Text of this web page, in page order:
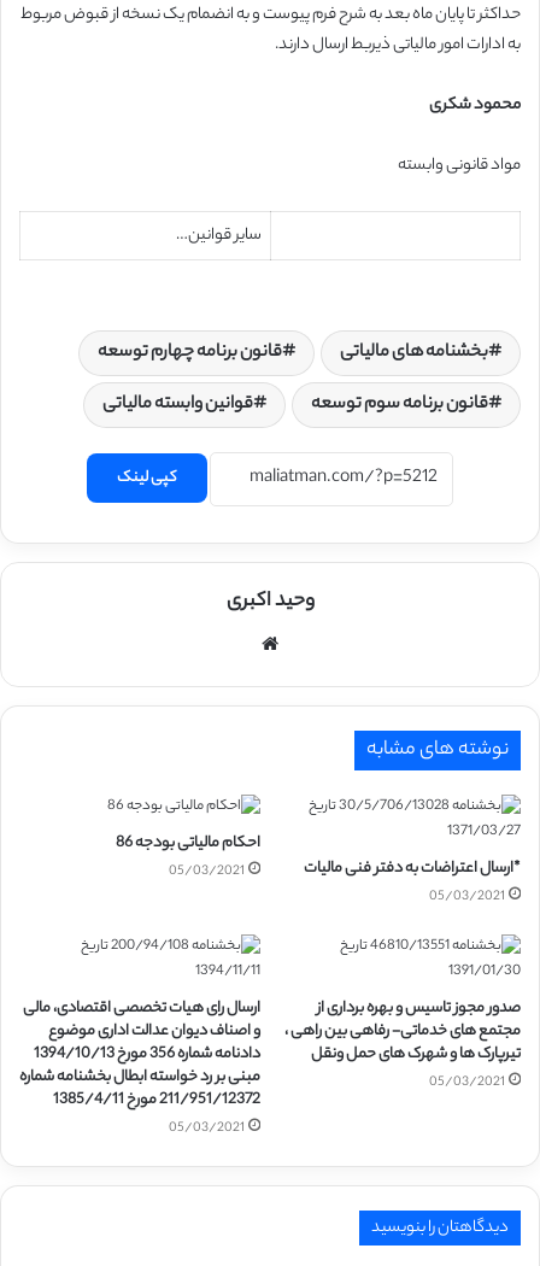
حداکثر تا پایان ماه بعد به شرح فرم پیوست و به انضمام یک نسخه از قبوض مربوط
به ادارات امور مالیاتی ذیربط ارسال دارند.
محمود شکری
مواد قانونی وابسته
سایر قوانین…
بخشنامه های مالیاتی
قانون برنامه چهارم توسعه
قانون برنامه سوم توسعه
قوانین وابسته مالیاتی
کپی لینک
وحید اکبری
نوشته های مشابه
*ارسال اعتراضات به دفتر فنی مالیات
05/03/2021
احکام مالیاتی بودجه 86
05/03/2021
صدور مجوز تاسیس و بهره برداری از
مجتمع های خدماتی- رفاهی بین راهی ،
تیرپارک ها و شهرک های حمل ونقل
05/03/2021
ارسال رای هیات تخصصی اقتصادی، مالی
و اصناف دیوان عدالت اداری موضوع
دادنامه شماره 356 مورخ 1394/10/13
مبنی بر رد خواسته ابطال بخشنامه شماره
211/951/12372 مورخ 1385/4/11
05/03/2021
دیدگاهتان را بنویسید